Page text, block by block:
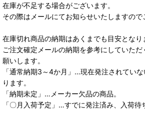
在庫が不足する場合がございます。
その際はメールにてお知らせいたしますので
在庫切れ商品の納期はあくまでも目安となり
ご注文確定メールの納期を参考にしていた
願いします。
「通常納期3～4か月」…現在発注されてい
ります。
「納期未定」…メーカー欠品の商品。
「〇月入荷予定」…すでに発注済み、入荷待